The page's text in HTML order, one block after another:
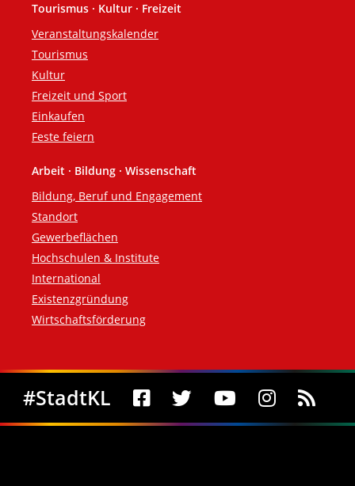
Tourismus · Kultur · Freizeit
Veranstaltungskalender
Tourismus
Kultur
Freizeit und Sport
Einkaufen
Feste feiern
Arbeit · Bildung · Wissenschaft
Bildung, Beruf und Engagement
Standort
Gewerbeflächen
Hochschulen & Institute
International
Existenzgründung
Wirtschaftsförderung
Social Media
#StadtKL